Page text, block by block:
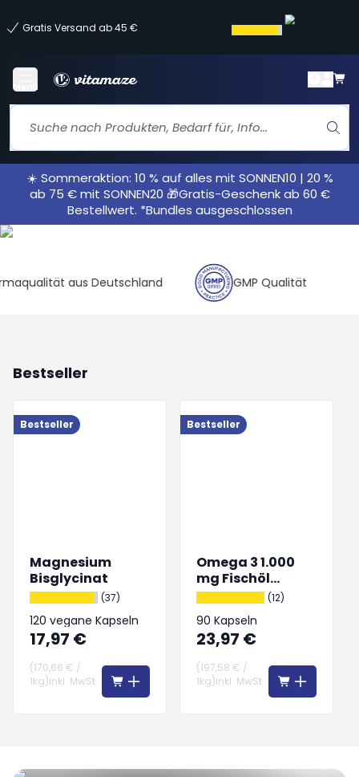
Gratis Versand ab 45 €
Menü
☀️ Sommeraktion: 10 % auf alles mit SONNEN10 | 20 %
ab 75 € mit SONNEN20 🎁Gratis-Geschenk ab 60 €
Bestellwert. *Bundles ausgeschlossen
aus Deutschland GMP Qualität
Bestseller
Bestseller
Magnesium
Bisglycinat
(37)
120 vegane Kapseln
17,97 €
(170,66 € /
1kg)inkl. MwSt
Bestseller
Omega 3 1.000
mg Fischöl
hochdosiert
(12)
90 Kapseln
23,97 €
(197,58 € /
1kg)inkl. MwSt